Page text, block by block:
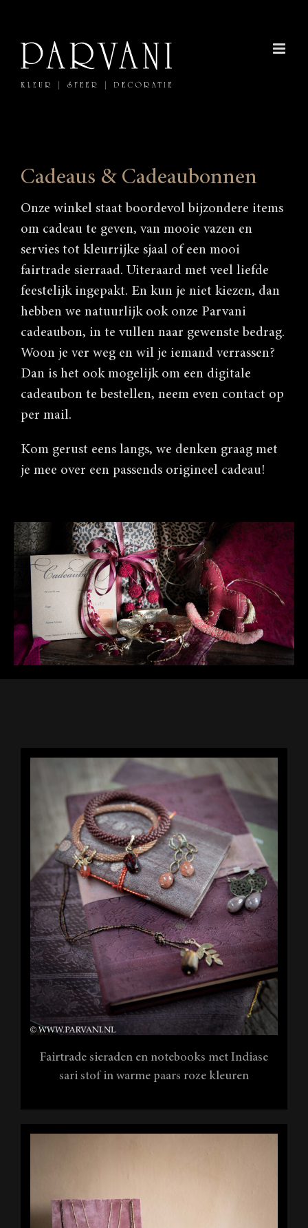
inhoud
Cadeaus & Cadeaubonnen
Onze winkel staat boordevol bijzondere items
om cadeau te geven, van mooie vazen en
servies tot kleurrijke sjaal of een mooi
fairtrade sierraad. Uiteraard met veel liefde
feestelijk ingepakt. En kun je niet kiezen, dan
hebben we natuurlijk ook onze Parvani
cadeaubon, in te vullen naar gewenste bedrag.
Woon je ver weg en wil je iemand verrassen?
Dan is het ook mogelijk om een digitale
cadeaubon te bestellen, neem even contact op
per mail.
Kom gerust eens langs, we denken graag met
je mee over een passends origineel cadeau!
Fairtrade sieraden en notebooks met Indiase
sari stof in warme paars roze kleuren